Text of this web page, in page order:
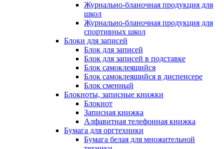
Журнально-бланочная продукция для
школ
Журнально-бланочная продукция для
спортивных школ
Блоки для записей
Блок для записей
Блок для записей в подставке
Блок самоклеящийся
Блок самоклеящийся в диспенсере
Блок сменный
Блокноты, записные книжки
Блокнот
Записная книжка
Алфавитная телефонная книжка
Бумага для оргтехники
Бумага белая для множительной